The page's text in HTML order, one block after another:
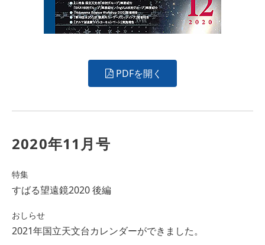
PDFを開く
2020年11月号
特集
すばる望遠鏡2020 後編
おしらせ
2021年国立天文台カレンダーができました。